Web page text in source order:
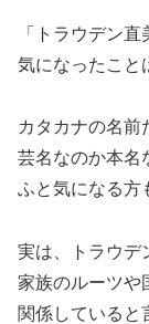
「トラウデン
気になったこと
カタカナの名前
芸名なのか本名
ふと気になる方
実は、トラウデ
家族のルーツや
関係していると